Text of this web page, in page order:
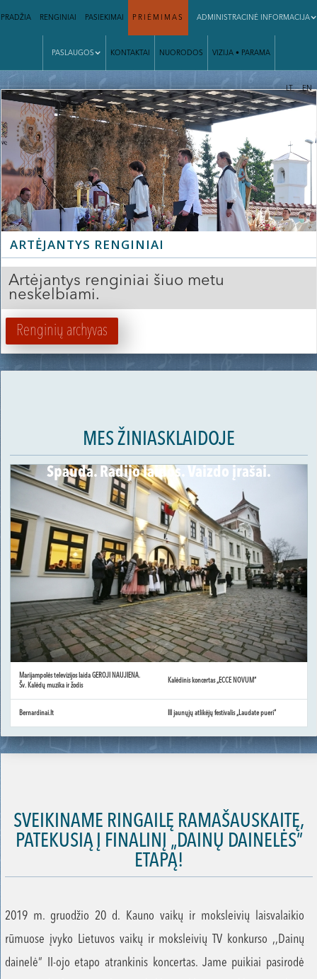
PRADŽIA RENGINIAI PASIEKIMAI PRIĖMIMAS ADMINISTRACINĖ INFORMACIJA
PASLAUGOS KONTAKTAI NUORODOS VIZIJA • PARAMA
| LT EN
ARTĖJANTYS RENGINIAI
Artėjantys renginiai šiuo metu
neskelbiami.
Renginių archyvas
MES ŽINIASKLAIDOJE
Spauda. Radijo laidos. Vaizdo įrašai.
Marijampolės televizijos laida GEROJI NAUJIENA.
Šv. Kalėdų muzika ir žodis
Kalėdinis koncertas „ECCE NOVUM“
Bernardinai.lt III jaunųjų atlikėjų festivalis „Laudate pueri“
SVEIKINAME RINGAILĘ RAMAŠAUSKAITĘ,
PATEKUSIĄ Į FINALINĮ „DAINŲ DAINELĖS”
ETAPĄ!
2019 m. gruodžio 20 d. Kauno vaikų ir moksleivių laisvalaikio
rūmuose įvyko Lietuvos vaikų ir moksleivių TV konkurso ,,Dainų
dainelė“ II-ojo etapo atrankinis koncertas. Jame puikiai pasirodė